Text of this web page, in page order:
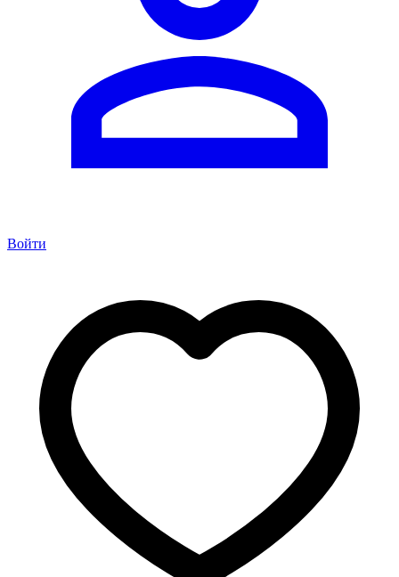
Войти